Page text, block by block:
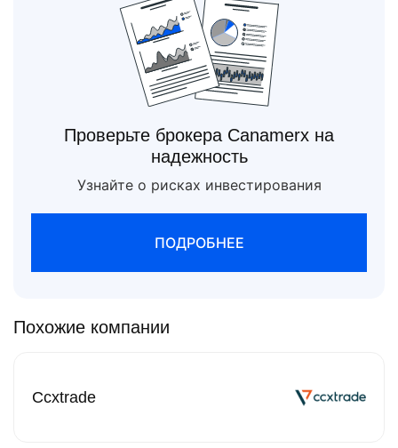
Проверьте брокера Canamerx на
надежность
Узнайте о рисках инвестирования
ПОДРОБНЕЕ
Похожие компании
Ccxtrade